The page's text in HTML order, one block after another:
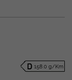
158.0 g/Km